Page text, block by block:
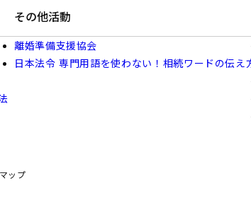
その他活動
離婚準備支援協会
日本法令 専門用語を使わない！相続ワードの伝え
ップ